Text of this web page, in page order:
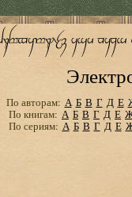
По авторам: А Б В Г Д Е
По книгам: А Б В Г Д Е
По сериям: А Б В Г Д Е